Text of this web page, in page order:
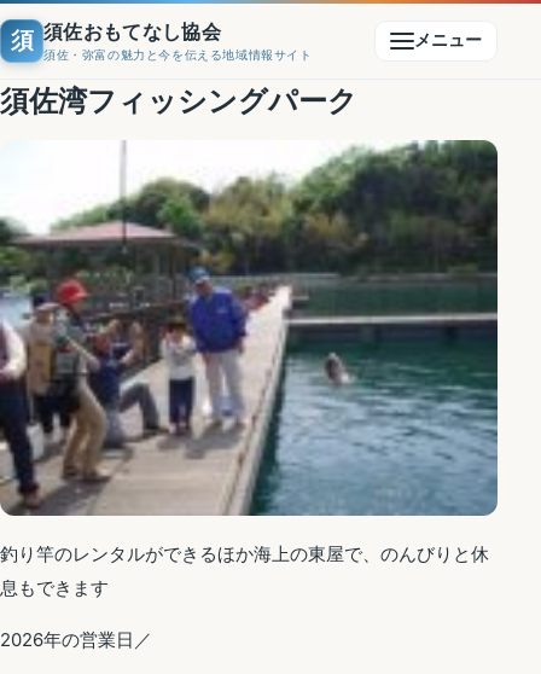
須 須佐おもてなし協会
須佐・弥富の魅力と今を伝える地域情報サイト
メニュー
須佐湾フィッシングパーク
釣り竿のレンタルができるほか海上の東屋で、のんびりと休
息もできます
2026年の営業日／